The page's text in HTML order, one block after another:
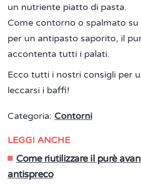
un nutriente piatto di pasta.
Come contorno o spalmato
per un antipasto saporito, il
accontenta tutti i palati.
Ecco tutti i nostri consigli per
leccarsi i baffi!
Categoria: Contorni
LEGGI ANCHE
Come riutilizzare il purè
antispreco